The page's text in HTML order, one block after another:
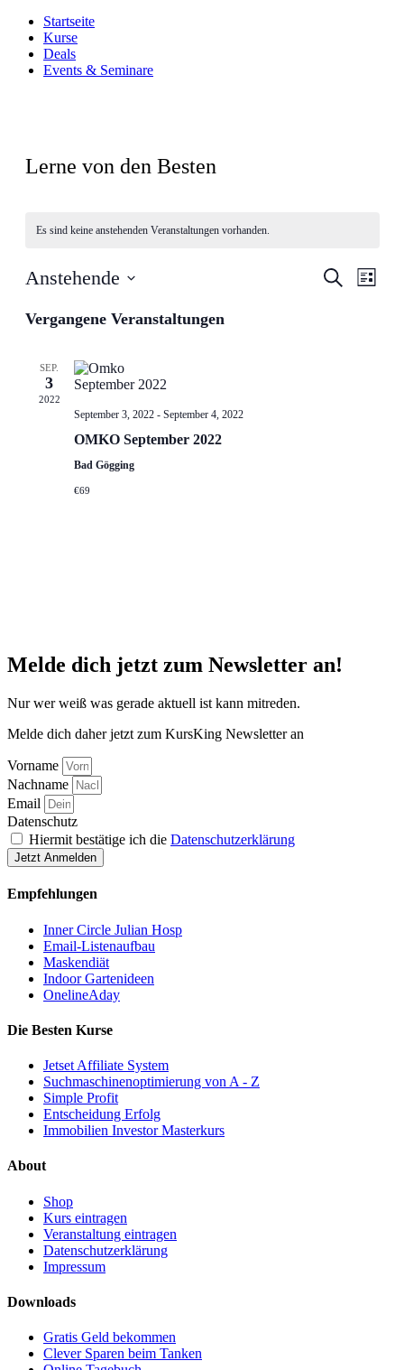
Startseite
Kurse
Deals
Events & Seminare
Lerne von den Besten
Es sind keine anstehenden Veranstaltungen vorhanden.
Suche
Liste
Anstehende
wählen.
Vergangene Veranstaltungen
SEP.
3
2022
September 3, 2022- September 4, 2022
OMKO September 2022
Bad Gögging
€69
Melde dich jetzt zum Newsletter an!
Nur wer weiß was gerade aktuell ist kann mitreden.
Melde dich daher jetzt zum KursKing Newsletter an
Vorname
Nachname
Email
Datenschutz
Hiermit bestätige ich die Datenschutzerklärung
Jetzt Anmelden
Empfehlungen
Inner Circle Julian Hosp
Email-Listenaufbau
Maskendiät
Indoor Gartenideen
OnelineAday
Die Besten Kurse
Jetset Affiliate System
Suchmaschinenoptimierung von A - Z
Simple Profit
Entscheidung Erfolg
Immobilien Investor Masterkurs
About
Shop
Kurs eintragen
Veranstaltung eintragen
Datenschutzerklärung
Impressum
Downloads
Gratis Geld bekommen
Clever Sparen beim Tanken